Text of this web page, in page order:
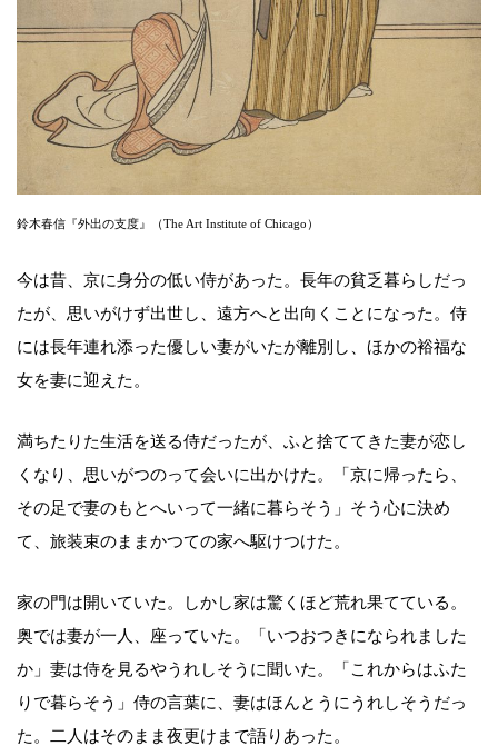
鈴木春信『外出の支度』（The Art Institute of Chicago）
今は昔、京に身分の低い侍があった。長年の貧乏暮らしだっ
たが、思いがけず出世し、遠方へと出向くことになった。侍
には長年連れ添った優しい妻がいたが離別し、ほかの裕福な
女を妻に迎えた。
満ちたりた生活を送る侍だったが、ふと捨ててきた妻が恋し
くなり、思いがつのって会いに出かけた。「京に帰ったら、
その足で妻のもとへいって一緒に暮らそう」そう心に決め
て、旅装束のままかつての家へ駆けつけた。
家の門は開いていた。しかし家は驚くほど荒れ果てている。
奥では妻が一人、座っていた。「いつおつきになられました
か」妻は侍を見るやうれしそうに聞いた。「これからはふた
りで暮らそう」侍の言葉に、妻はほんとうにうれしそうだっ
た。二人はそのまま夜更けまで語りあった。